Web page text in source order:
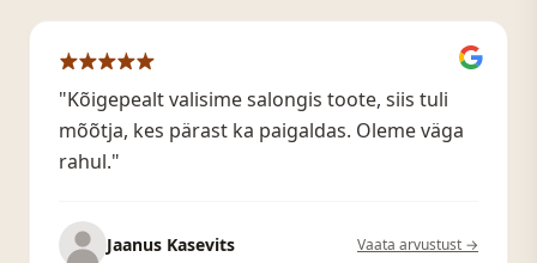
"Kõigepealt valisime salongis toote, siis tuli
mõõtja, kes pärast ka paigaldas. Oleme väga
rahul."
Jaanus Kasevits Vaata arvustust →